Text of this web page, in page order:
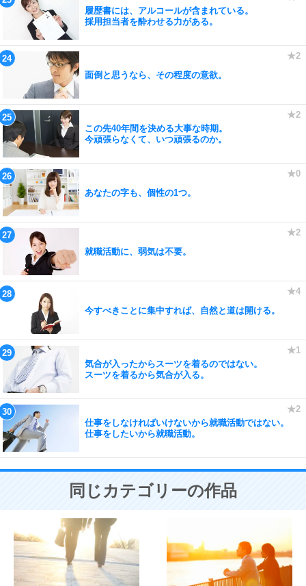
履歴書には、アルコールが含まれている。
採用担当者を酔わせる力がある。
面倒と思うなら、その程度の意欲。
この先40年間を決める大事な時期。
今頑張らなくて、いつ頑張るのか。
あなたの字も、個性の1つ。
就職活動に、弱気は不要。
今すべきことに集中すれば、自然と道は開ける。
気合が入ったからスーツを着るのではない。
スーツを着るから気合が入る。
仕事をしなければいけないから就職活動ではない。
仕事をしたいから就職活動。
同じカテゴリーの作品